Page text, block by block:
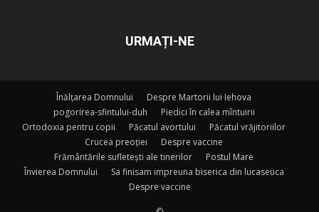
URMAȚI-NE
Înălțarea Domnului
Despre Martorii lui Iehova
pogorirea-sfintului-duh
Piedici în calea mîntuirii
Ortodoxia pentru copii
Păcatul avortului
Păcatul vrăjitoriilor
Crucea preoției
Despre vaccine
Frământările sufletești ale tinerilor
Postul Mare
Învierea Domnului
Sa finisam impreuna biserica din lucaseuca
Despre vaccine